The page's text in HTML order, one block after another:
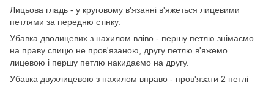
Лицьова гладь - у круговому в'язанні в'яжеться лицевими
петлями за передню стінку.
Убавка дволицевих з нахилом вліво - першу петлю знімаємо
на праву спицю не пров'язаною, другу петлю в'яжемо
лицевою і першу петлю накидаємо на другу.
Убавка двухлицевою з нахилом вправо - пров'язати 2 петлі